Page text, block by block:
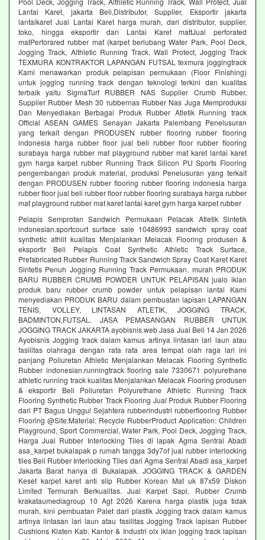
Lantai Karet, jakarta Beli,Distributor, Supplier, Eksportir jakarta
lantaikaret Jual Lantai Karet harga murah, dari distributor, supplier,
toko, hingga eksportir dan Lantai Karet mattJual perforated
matPerforared rubber mat (karpet berlubang Water Park, Pool Deck,
Jogging Track, Althletic Running Track, Wall Protect, Jogging Track
TEXMURA KONTRAKTOR LAPANGAN FUTSAL texmura joggingtrack
Kami menawarkan produk pelapisan permukaan (Floor Finishing)
untuk jogging running track dengan teknologi terkini dan kualitas
terbaik yaitu SigmaTurf RUBBER NAS Supplier Crumb Rubber,
Supplier Rubber Mesh 30 rubbernas Rubber Nas Juga Memproduksi
Dan Menyediakan Berbagai Produk Rubber Atletik Running track
Official ASEAN GAMES Senayan Jakarta Palembang Penelusuran
yang terkait dengan PRODUSEN rubber flooring rubber flooring
indonesia harga rubber floor jual beli rubber floor rubber flooring
surabaya harga rubber mat playground rubber mat karet lantai karet
gym harga karpet rubber Running Track Silicon PU Sports Flooring
pengembangan produk material, produksi Penelusuran yang terkait
dengan PRODUSEN rubber flooring rubber flooring indonesia harga
rubber floor jual beli rubber floor rubber flooring surabaya harga rubber
mat playground rubber mat karet lantai karet gym harga karpet rubber
Pelapis Semprotan Sandwich Permukaan Pelacak Atletik Sintetik
indonesian.sportcourt surface sale 10486993 sandwich spray coat
synthetic athlit kualitas Menjalankan Melacak Flooring produsen &
eksportir Beli Pelapis Coat Synthetic Athletic Track Surface,
Prefabricated Rubber Running Track Sandwich Spray Coat Karet Karet
Sintetis Penuh Jogging Running Track Permukaan. murah PRODUK
BARU RUBBER CRUMB POWDER UNTUK PELAPISAN jualo iklan
produk baru rubber crumb powder untuk pelapisan lantai Kami
menyediakan PRODUK BARU dalam pembuatan lapisan LAPANGAN
TENIS, VOLLEY, LINTASAN ATLETIK, JOGGING TRACK,
BADMINTON,FUTSAL. JASA PEMASANGAN RUBBER UNTUK
JOGGING TRACK JAKARTA ayobisnis.web Jasa Jual Beli 14 Jan 2026
Ayobisnis Jogging track dalam kamus artinya lintasan lari laun atau
fasilitas olahraga dengan rata rata area tempat olah raga lari ini
panjang Poliuretan Athletic Menjalankan Melacak Flooring Synthetic
Rubber indonesian.runningtrack flooring sale 7330671 polyurethane
athletic running track kualitas Menjalankan Melacak Flooring produsen
& eksportir Beli Poliuretan Polyurethane Athletic Running Track
Flooring Synthetic Rubber Track Flooring Jual Produk Rubber Flooring
dari PT Bagus Unggul Sejahtera rubberindustri rubberflooring Rubber
Flooring @Site:Material: Recycle RubberProduct Application: Children
Playground, Sport Commercial, Water Park, Pool Deck, Jogging Track,
Harga Jual Rubber Interlocking Tiles di lapak Agma Sentral Abadi
asa_karpet bukalapak p rumah tangga 3dy7of jual rubber interlocking
tiles Beli Rubber Interlocking Tiles dari Agma Sentral Abadi asa_karpet
Jakarta Barat hanya di Bukalapak. JOGGING TRACK & GARDEN
Keset karpet karet anti slip Rubber Korean Mat uk 87x59 Diskon
Limited Termurah Berkualitas. Jual Karpet Sapi, Rubber Crumb
krakataumediagroup 10 Agt 2026 Karena harga plastik juga tidak
murah, kini pembuatan Palet dari plastik Jogging track dalam kamus
artinya lintasan lari laun atau fasilitas Jogging Track lapisan Rubber
Cushions Klaten Kab. Kantor & Industri olx iklan jogging track lapisan